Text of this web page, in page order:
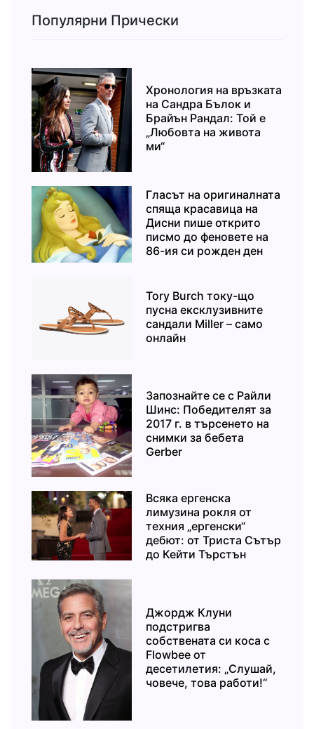
Популярни Прически
Хронология на връзката
на Сандра Бълок и
Брайън Рандал: Той е
„Любовта на живота
ми“
Гласът на оригиналната
спяща красавица на
Дисни пише открито
писмо до феновете на
86-ия си рожден ден
Tory Burch току-що
пусна ексклузивните
сандали Miller – само
онлайн
Запознайте се с Райли
Шинс: Победителят за
2017 г. в търсенето на
снимки за бебета
Gerber
Всяка ергенска
лимузина рокля от
техния „ергенски“
дебют: от Триста Сътър
до Кейти Търстън
Джордж Клуни
подстригва
собствената си коса с
Flowbee от
десетилетия: „Слушай,
човече, това работи!“